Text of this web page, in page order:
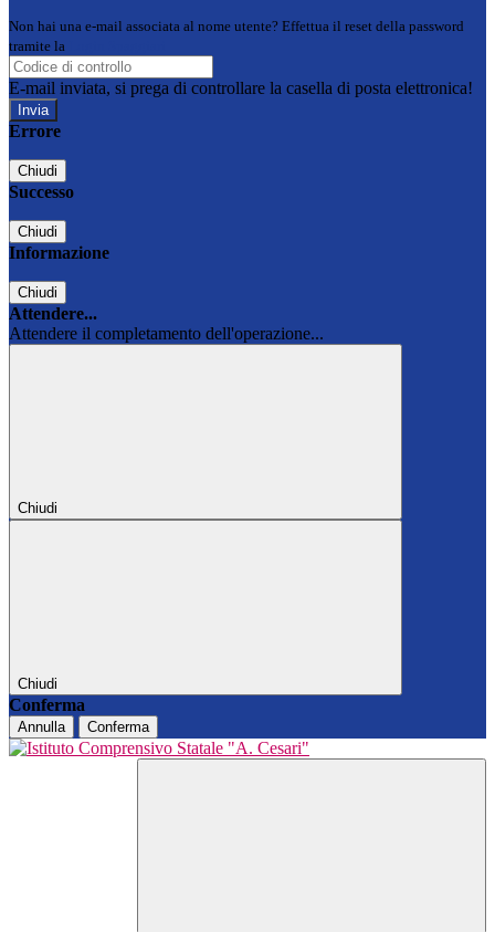
Non hai una e-mail associata al nome utente? Effettua il reset della password
tramite la
E-mail inviata, si prega di controllare la casella di posta elettronica!
Errore
Chiudi
Successo
Chiudi
Informazione
Chiudi
Attendere...
Attendere il completamento dell'operazione...
Chiudi
Chiudi
Conferma
Annulla Conferma